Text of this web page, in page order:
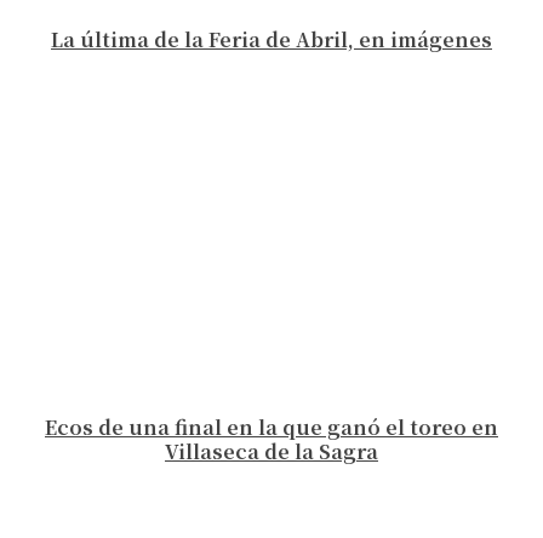
La última de la Feria de Abril, en imágenes
Ecos de una final en la que ganó el toreo en
Villaseca de la Sagra